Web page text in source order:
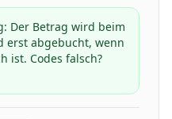
Der Betrag wird beim
erst abgebucht, wenn
ist. Codes falsch?